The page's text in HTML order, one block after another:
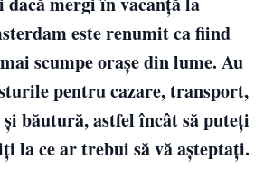
este renumit ca fiind
scumpe orașe din lume. Au
pentru cazare, transport,
și băutură, astfel încât să puteți
la ce ar trebui să vă așteptați.